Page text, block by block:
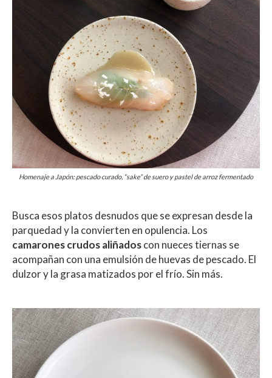
Homenaje a Japón: pescado curado, “sake” de suero y pastel de arroz fermentado
Busca esos platos desnudos que se expresan desde la
parquedad y la convierten en opulencia. Los
camarones crudos aliñadoscon nueces tiernas se
acompañan con una emulsión de huevas de pescado. El
dulzor y la grasa matizados por el frío. Sin más.